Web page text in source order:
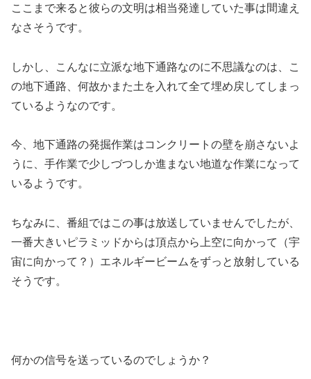
ここまで来ると彼らの文明は相当発達していた事は間違え
なさそうです。
しかし、こんなに立派な地下通路なのに不思議なのは、こ
の地下通路、何故かまた土を入れて全て埋め戻してしまっ
ているようなのです。
今、地下通路の発掘作業はコンクリートの壁を崩さないよ
うに、手作業で少しづつしか進まない地道な作業になって
いるようです。
ちなみに、番組ではこの事は放送していませんでしたが、
一番大きいピラミッドからは頂点から上空に向かって（宇
宙に向かって？）エネルギービームをずっと放射している
そうです。
何かの信号を送っているのでしょうか？